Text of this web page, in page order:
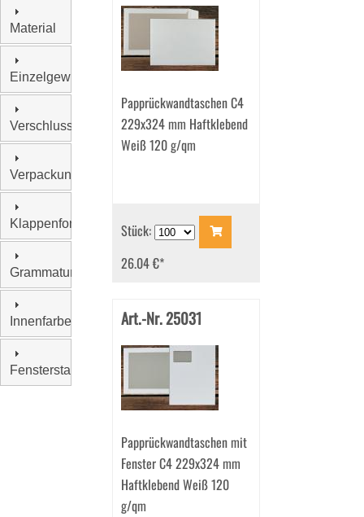
Material
Einzelgewicht
Verschluss
Verpackungseinheit
Klappenform
Grammatur
Innenfarbe
Fensterstand
Papprückwandtaschen C4
229x324 mm Haftklebend
Weiß 120 g/qm
Stück:
26.04 €*
Art.-Nr. 25031
Papprückwandtaschen mit
Fenster C4 229x324 mm
Haftklebend Weiß 120
g/qm